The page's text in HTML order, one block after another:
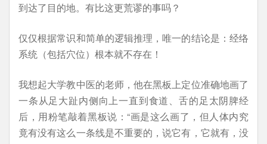
到达了目的地。有比这更荒谬的事吗？
仅仅根据常识和简单的逻辑推理，唯一的结论是：经络
系统（包括穴位）根本就不存在！
我想起大学教中医的老师，他在黑板上定位准确地画了
一条从足大趾内侧向上一直到食道、舌的足太阴脾经
后，用粉笔敲着黑板说：“画是这么画了，但人体内究
竟有没有这么一条线是不重要的，说它有，它就有，没